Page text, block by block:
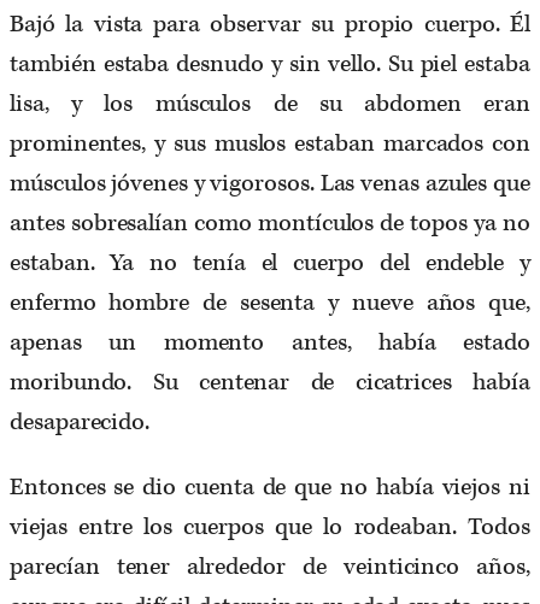
Bajó la vista para observar su propio cuerpo. Él
también estaba desnudo y sin vello. Su piel estaba
lisa, y los músculos de su abdomen eran
prominentes, y sus muslos estaban marcados con
músculos jóvenes y vigorosos. Las venas azules que
antes sobresalían como montículos de topos ya no
estaban. Ya no tenía el cuerpo del endeble y
enfermo hombre de sesenta y nueve años que,
apenas un momento antes, había estado
moribundo. Su centenar de cicatrices había
desaparecido.
Entonces se dio cuenta de que no había viejos ni
viejas entre los cuerpos que lo rodeaban. Todos
parecían tener alrededor de veinticinco años,